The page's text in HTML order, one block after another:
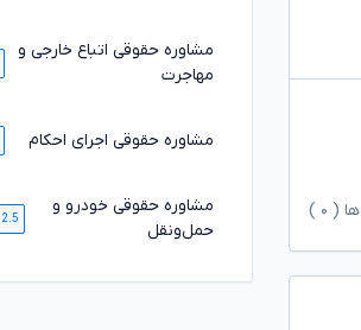
( ۰
مشاوره حقوقی اتباع خارجی و
مهاجرت
مشاوره حقوقی اجرای احکام
مشاوره حقوقی خودرو و
حمل‌ونقل
2.5 هزار